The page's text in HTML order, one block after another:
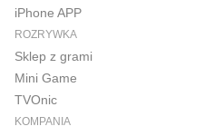
iPhone APP
ROZRYWKA
Sklep z grami
Mini Game
TVOnic
KOMPANIA